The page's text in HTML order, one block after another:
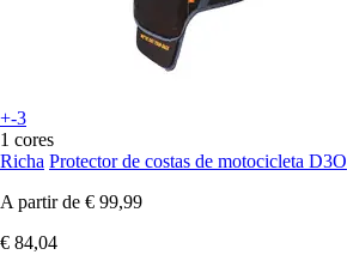
+-3
1 cores
Richa Protector de costas de motocicleta D3O
A partir de € 99,99
€ 84,04